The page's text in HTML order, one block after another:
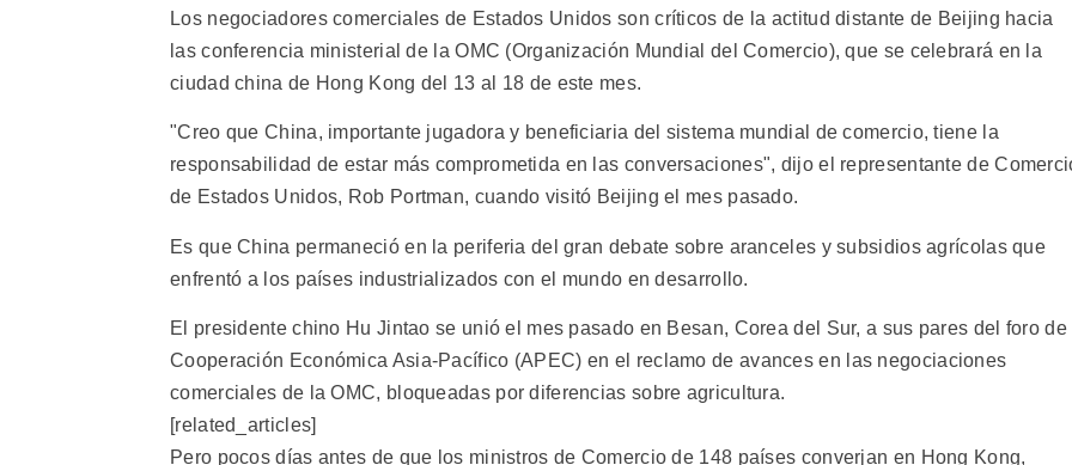
Los negociadores comerciales de Estados Unidos son críticos de la actitud distante de Beijing hacia
las conferencia ministerial de la OMC (Organización Mundial del Comercio), que se celebrará en la
ciudad china de Hong Kong del 13 al 18 de este mes.
"Creo que China, importante jugadora y beneficiaria del sistema mundial de comercio, tiene la
responsabilidad de estar más comprometida en las conversaciones", dijo el representante de
de Estados Unidos, Rob Portman, cuando visitó Beijing el mes pasado.
Es que China permaneció en la periferia del gran debate sobre aranceles y subsidios agrícolas que
enfrentó a los países industrializados con el mundo en desarrollo.
El presidente chino Hu Jintao se unió el mes pasado en Besan, Corea del Sur, a sus pares del foro de
Cooperación Económica Asia-Pacífico (APEC) en el reclamo de avances en las negociaciones
comerciales de la OMC, bloqueadas por diferencias sobre agricultura.
[related_articles]
Pero pocos días antes de que los ministros de Comercio de 148 países converjan en Hong Kong,